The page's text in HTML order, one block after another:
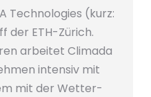
(kurz:
der ETH-Zürich.
arbeitet Climada
intensiv mit
mit der Wetter-